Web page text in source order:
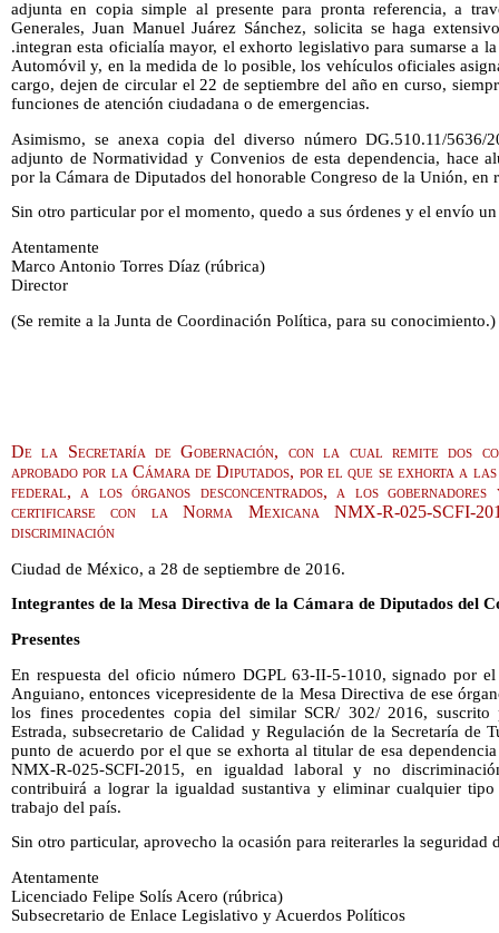
adjunta en copia simple al presente para pronta referencia, a
Generales, Juan Manuel Juárez Sánchez, solicita se haga
.integran esta oficialía mayor, el exhorto legislativo para sumarse a
Automóvil y, en la medida de lo posible, los vehículos oficiales
cargo, dejen de circular el 22 de septiembre del año en curso,
funciones de atención ciudadana o de emergencias.
Asimismo, se anexa copia del diverso número DG.510.11/
adjunto de Normatividad y Convenios de esta dependencia, hace
por la Cámara de Diputados del honorable Congreso de la Unión, en
Sin otro particular por el momento, quedo a sus órdenes y el envío
Atentamente
Marco Antonio Torres Díaz (rúbrica)
Director
(Se remite a la Junta de Coordinación Política, para su conocimiento.)
De la Secretaría de Gobernación, con la cual remite dos
aprobado por la Cámara de Diputados, por el que se exhorta a
federal, a los órganos desconcentrados, a los gobernadores
certificarse con la Norma Mexicana NMX-R-025-
discriminación
Ciudad de México, a 28 de septiembre de 2016.
Integrantes de la Mesa Directiva de la Cámara de Diputados del
Presentes
En respuesta del oficio número DGPL 63-II-5-1010, signado por
Anguiano, entonces vicepresidente de la Mesa Directiva de ese
los fines procedentes copia del similar SCR/ 302/ 2016, suscrito
Estrada, subsecretario de Calidad y Regulación de la Secretaría de
punto de acuerdo por el que se exhorta al titular de esa
NMX-R-025-SCFI-2015, en igualdad laboral y no
contribuirá a lograr la igualdad sustantiva y eliminar cualquier
trabajo del país.
Sin otro particular, aprovecho la ocasión para reiterarles la
Atentamente
Licenciado Felipe Solís Acero (rúbrica)
Subsecretario de Enlace Legislativo y Acuerdos Políticos